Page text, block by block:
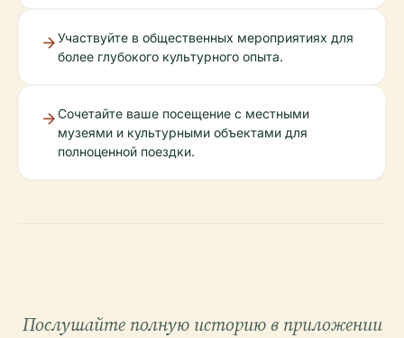
Участвуйте в общественных мероприятиях для
более глубокого культурного опыта.
Сочетайте ваше посещение с местными
музеями и культурными объектами для
полноценной поездки.
Послушайте полную историю в приложении